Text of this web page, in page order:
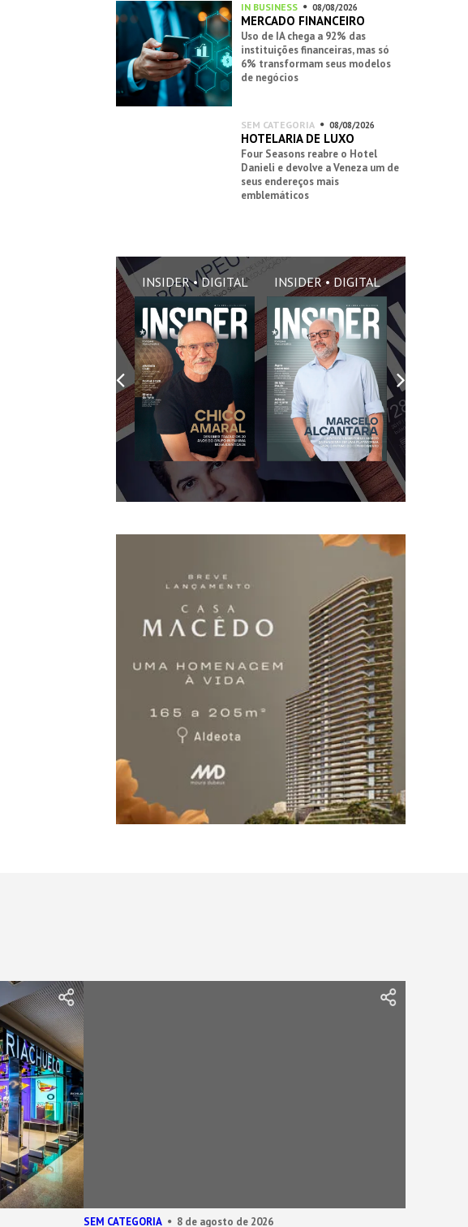
IN BUSINESS 08/08/2026
MERCADO FINANCEIRO
Uso de IA chega a 92% das
instituições financeiras, mas só
6% transformam seus modelos
de negócios
SEM CATEGORIA 08/08/2026
HOTELARIA DE LUXO
Four Seasons reabre o Hotel
Danieli e devolve a Veneza um de
seus endereços mais
emblemáticos
INSIDER • DIGITAL INSIDER • DIGITAL
SEM CATEGORIA 8 de agosto de 2026